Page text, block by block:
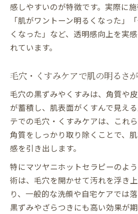
感しやすいのが特徴です。実際に
「肌がワントーン明るくなった」
くなった」など、透明感向上を実
れています。
毛穴・くすみケアで肌の明るさ
毛穴の黒ずみやくすみは、角質や
が蓄積し、肌表面がくすんで見え
テでの毛穴・くすみケアは、これ
角質をしっかり取り除くことで、
感を引き出します。
特にマツヤニホットセラピーのよ
術は、毛穴を開かせて汚れを浮き
り、一般的な洗顔や自宅ケアでは
黒ずみやざらつきにも高い効果が